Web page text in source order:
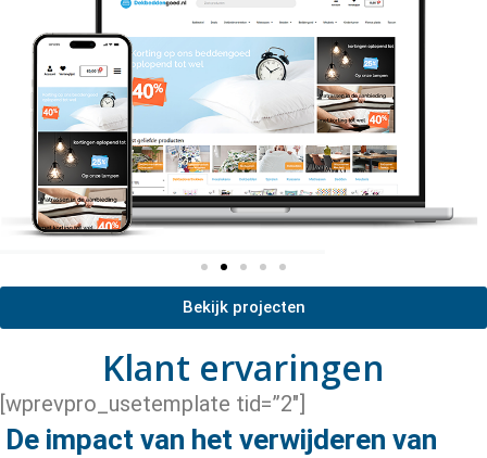
Bekijk projecten
Klant ervaringen
[wprevpro_usetemplate tid=”2″]
De impact van het verwijderen van